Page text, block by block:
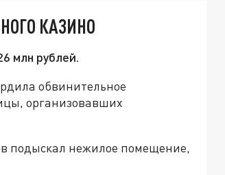
КАЗИНО
млн рублей.
обвинительное
организовавших
подыскал нежилое помещение,